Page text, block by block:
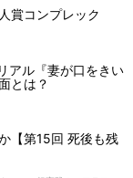
賞コンプレック
アル『妻が口をきい
とは？
【第15回 死後も残